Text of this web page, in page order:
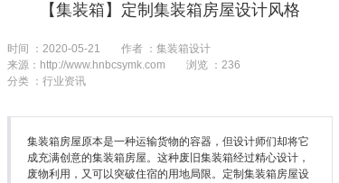
【集装箱】定制集装箱房屋设计风格
时间 ：2020-05-21
作者 ：集装箱设计
来源：http://www.hnbcsymk.com
浏览 ： 236
分类 ：行业资讯
集装箱房屋原本是一种运输货物的容器，但设计师们却将它
成充满创意的集装箱房屋。这种废旧集装箱经过精心设计，
废物利用，又可以突破住宿的用地局限。定制集装箱房屋设